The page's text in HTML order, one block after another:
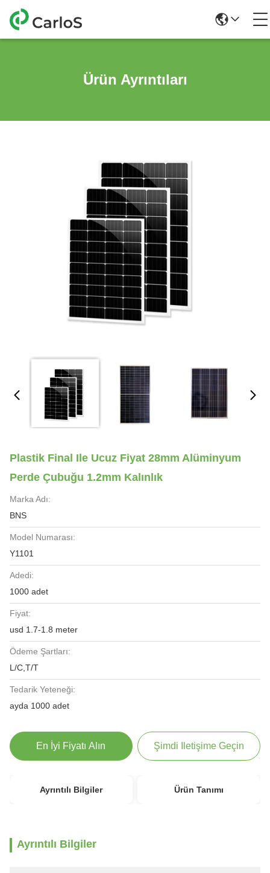
Ürün Ayrıntıları
Plastik Final Ile Ucuz Fiyat 28mm Alüminyum
Perde Çubuğu 1.2mm Kalınlık
Marka Adı:
BNS
Model Numarası:
Y1101
Adedi:
1000 adet
Fiyat:
usd 1.7-1.8 meter
Ödeme Şartları:
L/C,T/T
Tedarik Yeteneği:
ayda 1000 adet
En İyi Fiyatı Alın Şimdi Iletişime Geçin
Ayrıntılı Bilgiler Ürün Tanımı
Ayrıntılı Bilgiler